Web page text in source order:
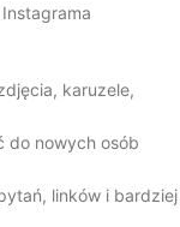
karuzele,
do nowych osób
linków i bardziej